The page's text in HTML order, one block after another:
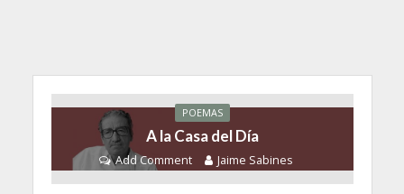
POEMAS
A la Casa del Día
Add Comment Jaime Sabines